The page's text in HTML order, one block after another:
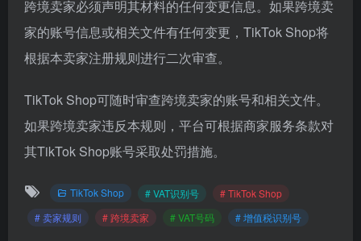
跨境卖家必须声明其材料的任何变更信息。如果跨境卖
家的账号信息或相关文件有任何变更，TikTok Shop将
根据本卖家注册规则进行二次审查。
TikTok Shop可随时审查跨境卖家的账号和相关文件。
如果跨境卖家违反本规则，平台可根据商家服务条款对
其TikTok Shop账号采取处罚措施。
TikTok Shop # VAT识别号
# TikTok Shop
# 卖家规则
# 跨境卖家 # VAT号码 # 增值税识别号